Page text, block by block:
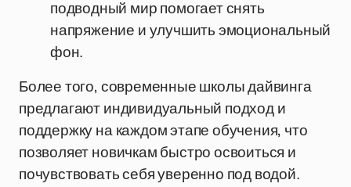
подводный мир помогает снять
напряжение и улучшить эмоциональный
фон.
Более того, современные школы дайвинга
предлагают индивидуальный подход и
поддержку на каждом этапе обучения, что
позволяет новичкам быстро освоиться и
почувствовать себя уверенно под водой.